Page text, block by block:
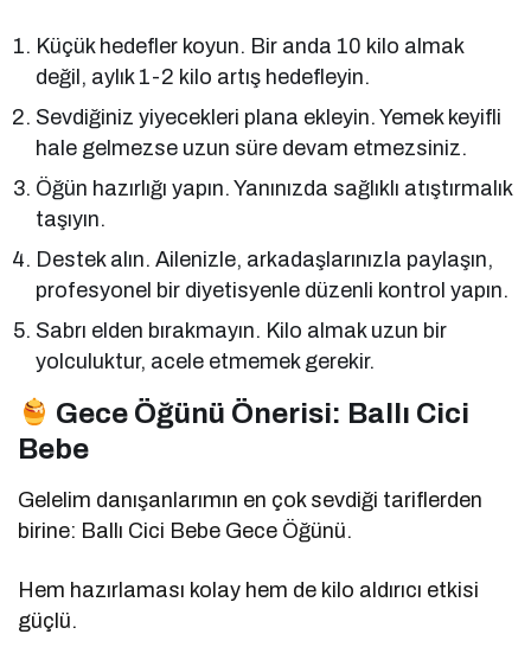
Küçük hedefler koyun. Bir anda 10 kilo almak
değil, aylık 1-2 kilo artış hedefleyin.
Sevdiğiniz yiyecekleri plana ekleyin. Yemek keyifli
hale gelmezse uzun süre devam etmezsiniz.
Öğün hazırlığı yapın. Yanınızda sağlıklı atıştırmalık
taşıyın.
Destek alın. Ailenizle, arkadaşlarınızla paylaşın,
profesyonel bir diyetisyenle düzenli kontrol yapın.
Sabrı elden bırakmayın. Kilo almak uzun bir
yolculuktur, acele etmemek gerekir.
Gece Öğünü Önerisi: Ballı Cici
Bebe
Gelelim danışanlarımın en çok sevdiği tariflerden
birine: Ballı Cici Bebe Gece Öğünü.
Hem hazırlaması kolay hem de kilo aldırıcı etkisi
güçlü.